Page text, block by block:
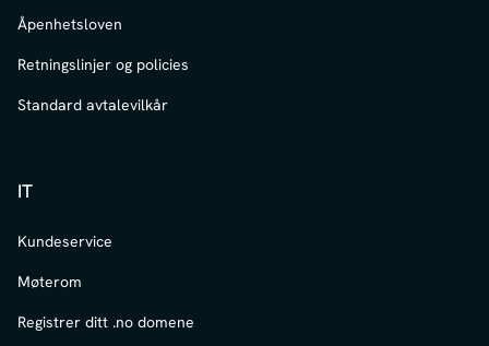
Åpenhetsloven
Retningslinjer og policies
Standard avtalevilkår
IT
Kundeservice
Møterom
Registrer ditt .no domene